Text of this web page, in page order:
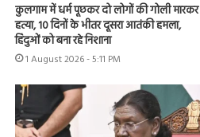
कुलगाम में धर्म पूछकर दो लोगों की गोली मारकर
हत्या, 10 दिनों के भीतर दूसरा आतंकी हमला,
हिंदुओं को बना रहे निशाना
1 August 2026 - 5:11 PM